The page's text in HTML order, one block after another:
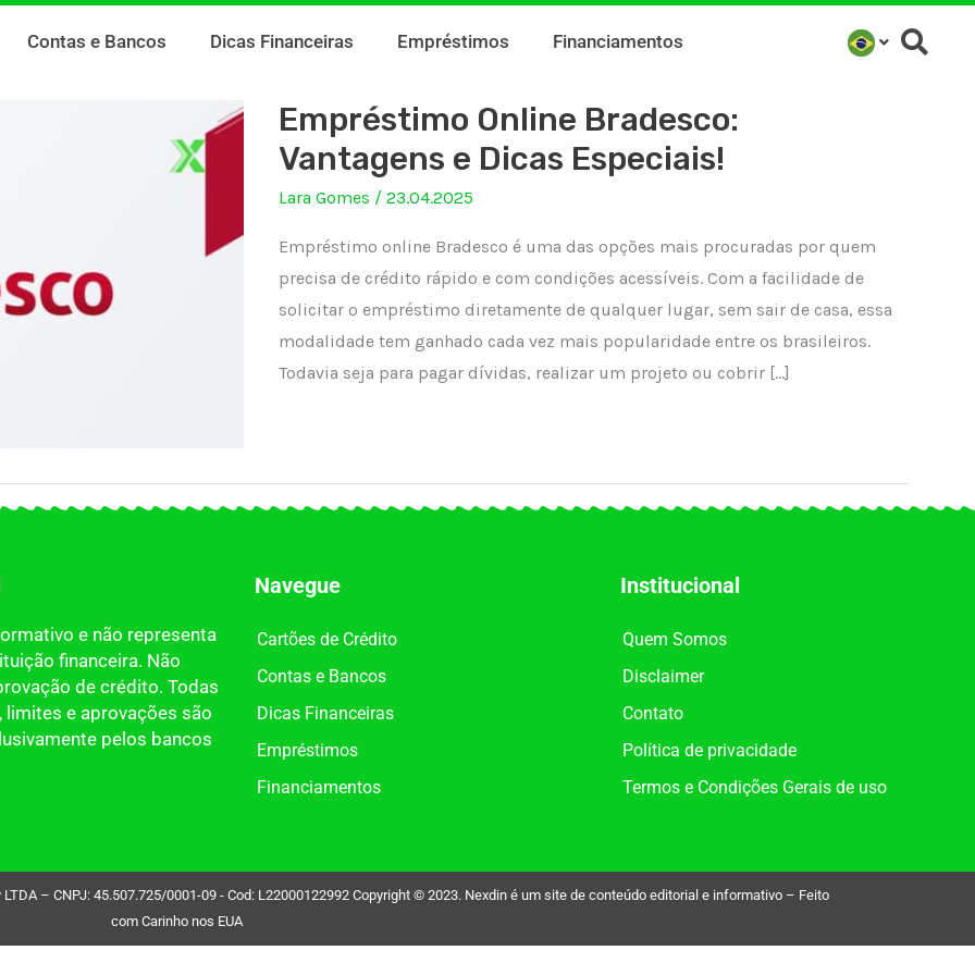
Contas e Bancos Dicas Financeiras Empréstimos Financiamentos
Empréstimo Online Bradesco:
Vantagens e Dicas Especiais!
Lara Gomes / 23.04.2025
Empréstimo online Bradesco é uma das opções mais procuradas por quem
precisa de crédito rápido e com condições acessíveis. Com a facilidade de
solicitar o empréstimo diretamente de qualquer lugar, sem sair de casa, essa
modalidade tem ganhado cada vez mais popularidade entre os brasileiros.
Todavia seja para pagar dívidas, realizar um projeto ou cobrir […]
e não representa
financeira. Não
de crédito. Todas
limites e aprovações são
pelos bancos
Navegue
Cartões de Crédito
Contas e Bancos
Dicas Financeiras
Empréstimos
Financiamentos
Institucional
Quem Somos
Disclaimer
Contato
Política de privacidade
Termos e Condições Gerais de uso
– CNPJ: 45.507.725/0001-09 - Cod: L22000122992 Copyright © 2023. Nexdin é um site de conteúdo editorial e informativo – Feito
com Carinho nos EUA